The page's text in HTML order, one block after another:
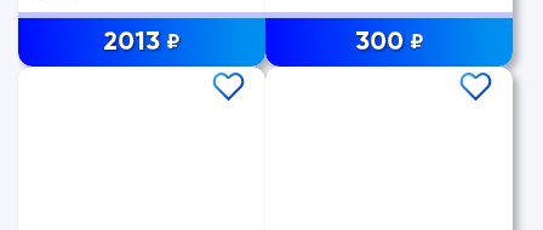
2013 ₽ 300 ₽